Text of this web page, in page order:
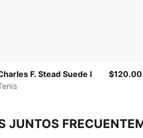
F. Stead Suede I
$120.00
JUNTOS